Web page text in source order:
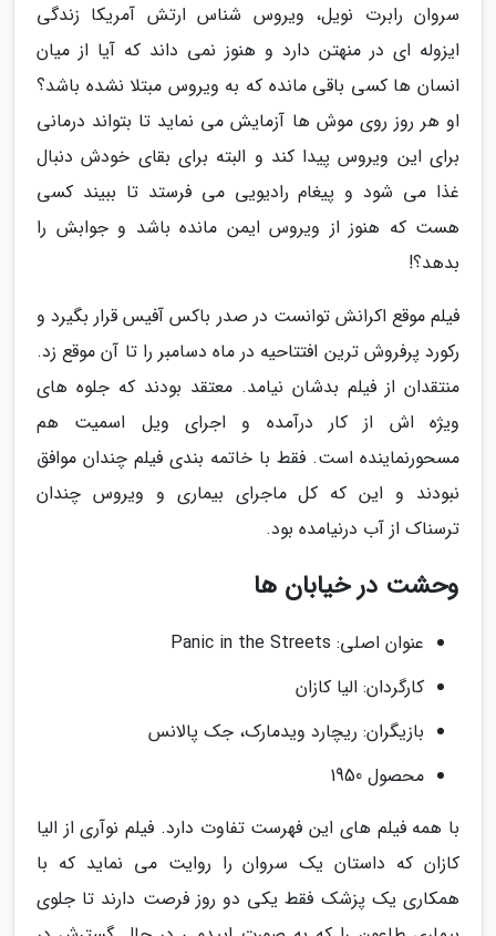
سروان رابرت نویل، ویروس شناس ارتش آمریکا زندگی
ایزوله ای در منهتن دارد و هنوز نمی داند که آیا از میان
انسان ها کسی باقی مانده که به ویروس مبتلا نشده باشد؟
او هر روز روی موش ها آزمایش می نماید تا بتواند درمانی
برای این ویروس پیدا کند و البته برای بقای خودش دنبال
غذا می شود و پیغام رادیویی می فرستد تا ببیند کسی
هست که هنوز از ویروس ایمن مانده باشد و جوابش را
بدهد؟!
فیلم موقع اکرانش توانست در صدر باکس آفیس قرار بگیرد و
رکورد پرفروش ترین افتتاحیه در ماه دسامبر را تا آن موقع زد.
منتقدان از فیلم بدشان نیامد. معتقد بودند که جلوه های
ویژه اش از کار درآمده و اجرای ویل اسمیت هم
مسحورنماینده است. فقط با خاتمه بندی فیلم چندان موافق
نبودند و این که کل ماجرای بیماری و ویروس چندان
ترسناک از آب درنیامده بود.
وحشت در خیابان ها
عنوان اصلی: Panic in the Streets
کارگردان: الیا کازان
بازیگران: ریچارد ویدمارک، جک پالانس
محصول 1950
با همه فیلم های این فهرست تفاوت دارد. فیلم نوآری از الیا
کازان که داستان یک سروان را روایت می نماید که با
همکاری یک پزشک فقط یکی دو روز فرصت دارند تا جلوی